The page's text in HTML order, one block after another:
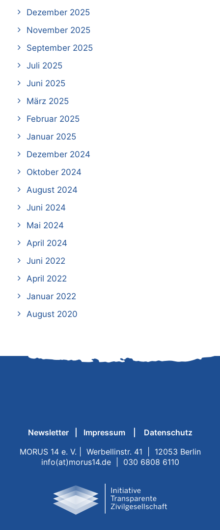
Dezember 2025
November 2025
September 2025
Juli 2025
Juni 2025
März 2025
Februar 2025
Januar 2025
Dezember 2024
Oktober 2024
August 2024
Juni 2024
Mai 2024
April 2024
Juni 2022
April 2022
Januar 2022
August 2020
Newsletter| Impressum
Datenschutz
MORUS 14 e. V. | Werbellinstr. 41 | 12053 Berlin
info(at)morus14.de | 030 6808 6110